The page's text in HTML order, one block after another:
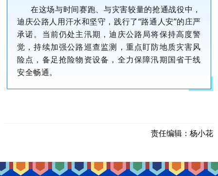
在这场与时间赛跑、与灾害较量的抢通战役中，
迪庆公路人用汗水和坚守，践行了“路通人安”的庄严
承诺。当前仍处主汛期，迪庆公路局将保持高度警
觉 ，持续加强公路巡查监测， 重点盯防地质灾害风
险点，备足抢险物资设备， 全力保障汛期国省干线
安全畅通。
责任编辑： 杨小花